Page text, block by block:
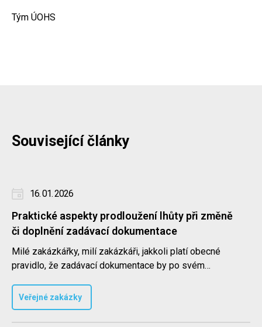
Tým ÚOHS
Související články
16. 01. 2026
Praktické aspekty prodloužení lhůty při změně
či doplnění zadávací dokumentace
Milé zakázkářky, milí zakázkáři, jakkoli platí obecné
pravidlo, že zadávací dokumentace by po svém
Veřejné zakázky